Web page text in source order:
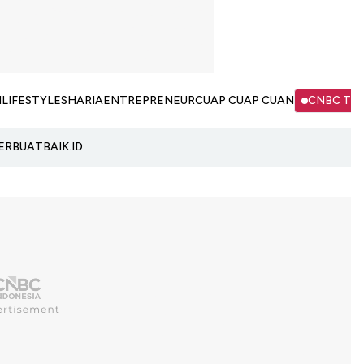
LIFESTYLESHARIAENTREPRENEURCUAP CUAP CUAN CNBC